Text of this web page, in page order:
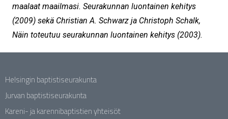
maalaat maailmasi. Seurakunnan luontainen kehitys
(2009) sekä Christian A. Schwarz ja Christoph Schalk,
Näin toteutuu seurakunnan luontainen kehitys (2003).
Helsingin baptistiseurakunta
Jurvan baptistiseurakunta
Kareni- ja karennibaptistien yhteisöt